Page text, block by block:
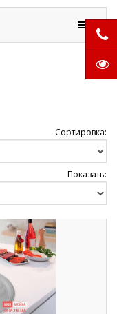
Сортировка:
Показать: